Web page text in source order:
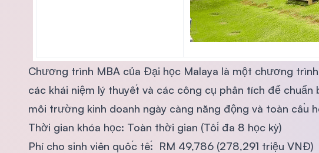
Chương trình MBA của Đại học Malaya là một chương
các khái niệm lý thuyết và các công cụ phân tích để
môi trường kinh doanh ngày càng năng động và toàn cầu
Thời gian khóa học: Toàn thời gian (Tối đa 8 học kỳ)
Phí cho sinh viên quốc tế: RM 49,786 (278,291 triệu VNĐ)